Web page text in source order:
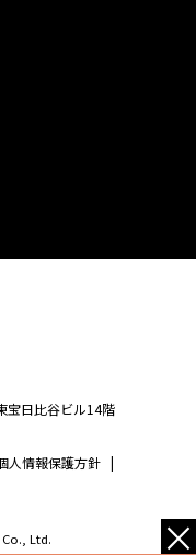
人情報保護方針 |
宝日比谷ビル14階
Ltd. ×